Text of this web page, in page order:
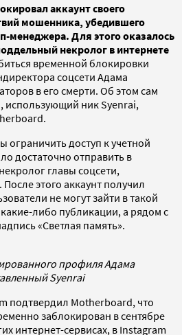
аккаунт своего
мошенника, убедившего
менеджера. Для этого оказалось
некролог в интернете
временной блокировки
соцсети Адама
в его смерти. Об этом сам
использующий ник Syenrai,
ограничить доступ к учетной
достаточно отправить в
главы соцсети,
этого аккаунт получил
не могут зайти в такой
либо публикации, а рядом с
«Светлая память».
профиля Адама
Syenrai
подтвердил Motherboard, что
заблокирован в сентябре
интернет-сервисах, в Instagram